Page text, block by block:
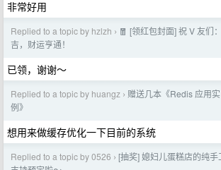
非常好用
Replied to a topic by hzlzh › 🧧 [领红包封面] 祝 V 友们
吉，财运亨通！
已领，谢谢～
Replied to a topic by huangz › 赠送几本《Redis 应用实
例》
想用来做缓存优化一下目前的系统
Replied to a topic by 0526 › [抽奖] 媳妇儿蛋糕店的纯手